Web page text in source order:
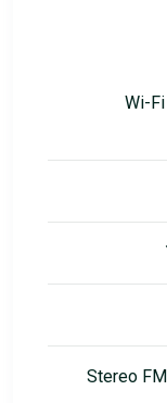
Wi-
Stereo